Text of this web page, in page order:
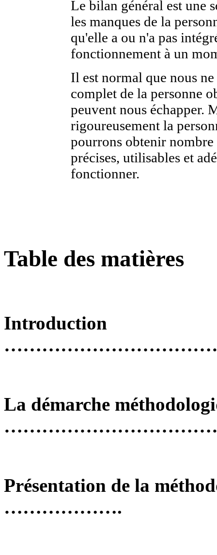
Le bilan général est une
les manques de la
qu'elle a ou n'a pas
fonctionnement à un
Il est normal que nous
complet de la personne
peuvent nous échapper.
rigoureusement la
pourrons obtenir
précises, utilisables et
fonctionner.
Table des matières
Introduction
La démarche
Présentation de la
……………….